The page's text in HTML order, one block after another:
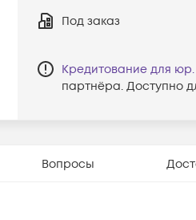
Под заказ
Кредитование для
партнёра. Доступно
Вопросы